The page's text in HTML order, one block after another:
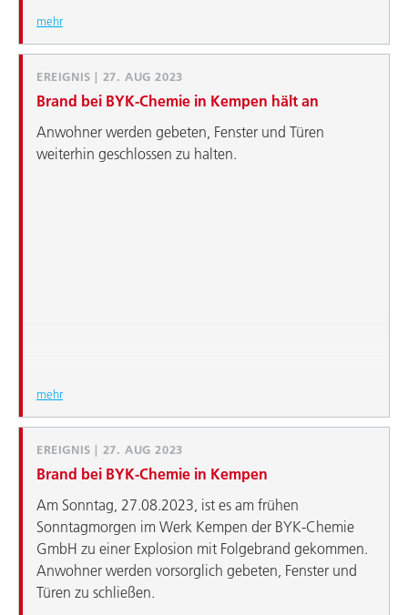
mehr
EREIGNIS | 27. AUG 2023
Brand bei BYK-Chemie in Kempen hält an
Anwohner werden gebeten, Fenster und Türen
weiterhin geschlossen zu halten.
mehr
EREIGNIS | 27. AUG 2023
Brand bei BYK-Chemie in Kempen
Am Sonntag, 27.08.2023, ist es am frühen
Sonntagmorgen im Werk Kempen der BYK-Chemie
GmbH zu einer Explosion mit Folgebrand gekommen.
Anwohner werden vorsorglich gebeten, Fenster und
Türen zu schließen.